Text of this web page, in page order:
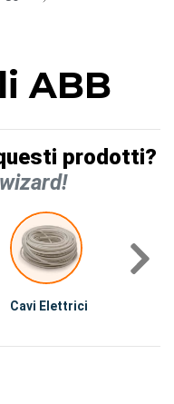
ABB
prodotti?
Cavi Elettrici